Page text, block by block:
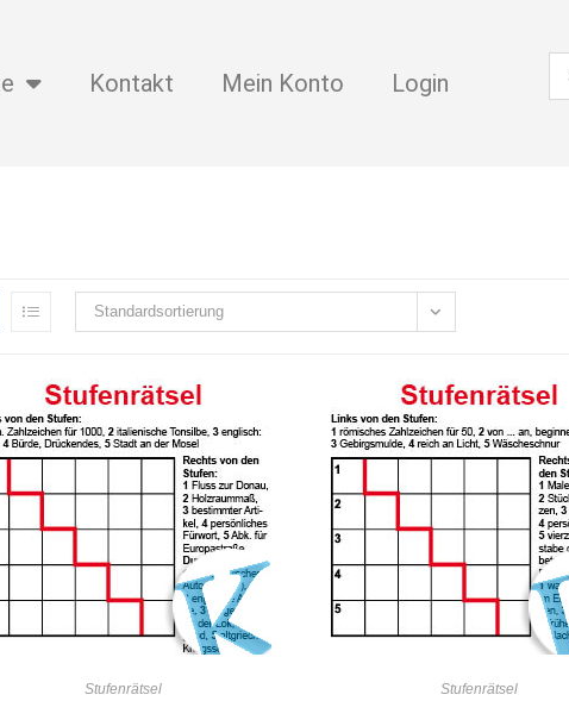
Kontakt Mein Konto Login
Standardsortierung
Stufenrätsel Stufenrätsel